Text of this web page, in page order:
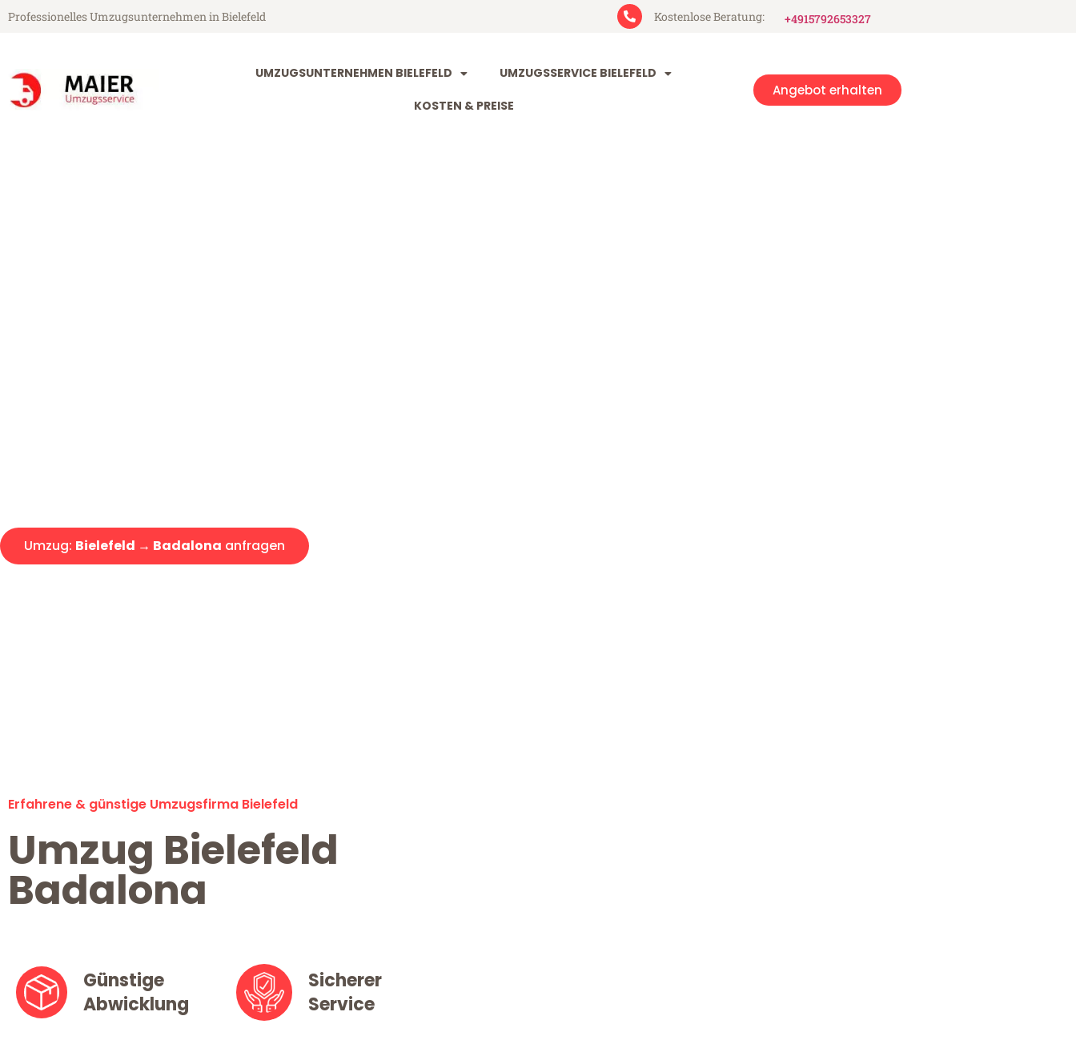
Professionelles Umzugsunternehmen in Bielefeld Kostenlose Beratung: +4915792653327
UMZUGSUNTERNEHMEN BIELEFELD UMZUGSSERVICE BIELEFELD
KOSTEN & PREISE
Angebot erhalten
Umzug: Bielefeld → Badalona anfragen
Erfahrene & günstige Umzugsfirma Bielefeld
Umzug Bielefeld
Badalona
Günstige
Abwicklung
Sicherer
Service